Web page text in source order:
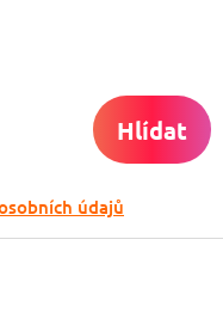
Hlídat
údajů